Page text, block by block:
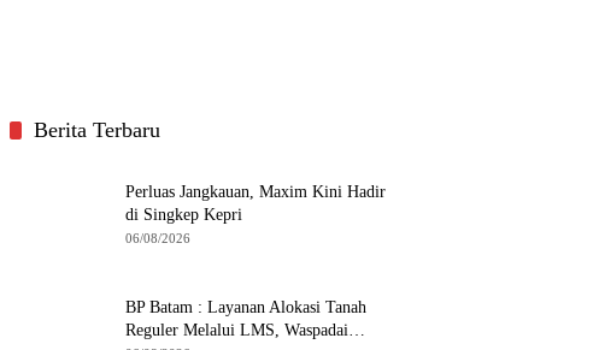
Berita Terbaru
Perluas Jangkauan, Maxim Kini Hadir
di Singkep Kepri
06/08/2026
BP Batam : Layanan Alokasi Tanah
Reguler Melalui LMS, Waspadai